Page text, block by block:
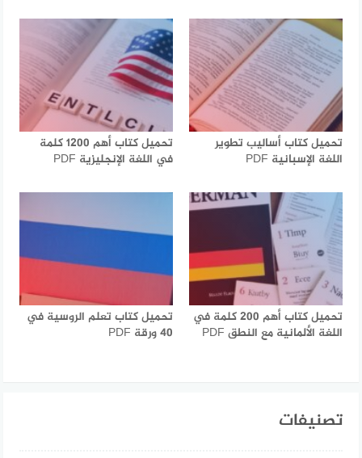
تحميل كتاب أساليب تطوير
اللغة الإسبانية PDF
تحميل كتاب أهم 1200 كلمة
في اللغة الإنجليزية PDF
تحميل كتاب أهم 200 كلمة في
اللغة الألمانية مع النطق PDF
تحميل كتاب تعلم الروسية في
40 ورقة PDF
تصنيفات